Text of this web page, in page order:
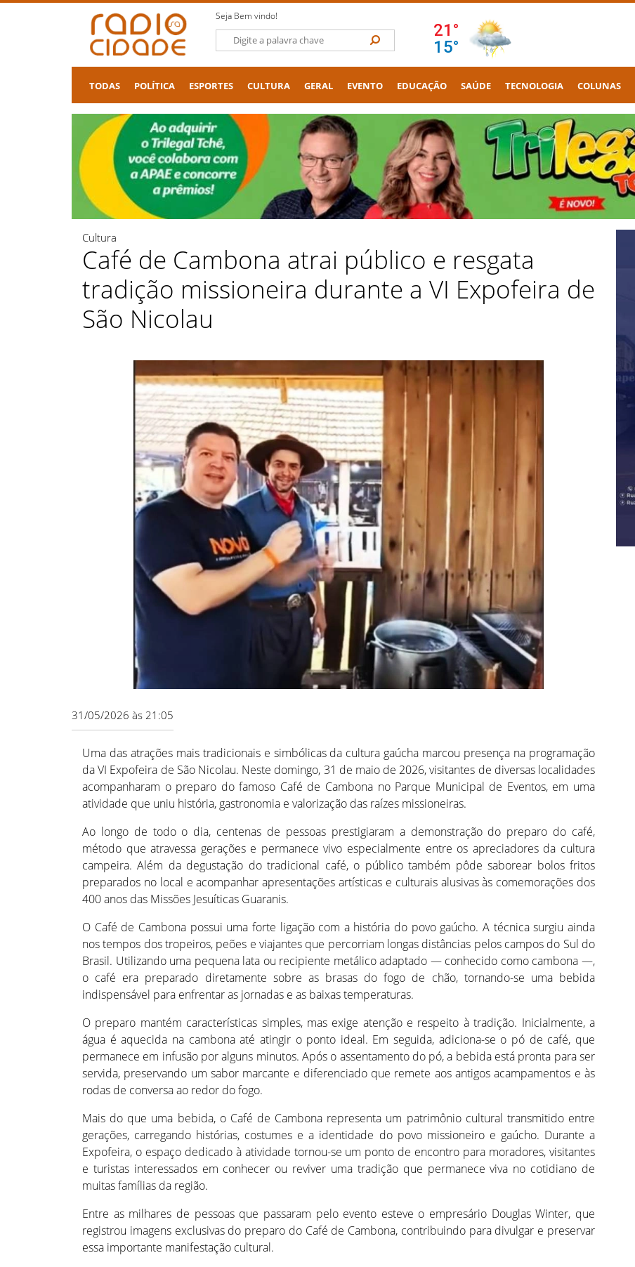
Seja Bem vindo!
TODAS POLÍTICA ESPORTES CULTURA GERAL EVENTO EDUCAÇÃO SAÚDE TECNOLOGIA COLUNAS
Cultura
Café de Cambona atrai público e resgata
tradição missioneira durante a VI Expofeira de
São Nicolau
31/05/2026 às 21:05
Uma das atrações mais tradicionais e simbólicas da cultura gaúcha marcou presença na programação
da VI Expofeira de São Nicolau. Neste domingo, 31 de maio de 2026, visitantes de diversas localidades
acompanharam o preparo do famoso Café de Cambona no Parque Municipal de Eventos, em uma
atividade que uniu história, gastronomia e valorização das raízes missioneiras.
Ao longo de todo o dia, centenas de pessoas prestigiaram a demonstração do preparo do café,
método que atravessa gerações e permanece vivo especialmente entre os apreciadores da cultura
campeira. Além da degustação do tradicional café, o público também pôde saborear bolos fritos
preparados no local e acompanhar apresentações artísticas e culturais alusivas às comemorações dos
400 anos das Missões Jesuíticas Guaranis.
O Café de Cambona possui uma forte ligação com a história do povo gaúcho. A técnica surgiu ainda
nos tempos dos tropeiros, peões e viajantes que percorriam longas distâncias pelos campos do Sul do
Brasil. Utilizando uma pequena lata ou recipiente metálico adaptado — conhecido como cambona —,
o café era preparado diretamente sobre as brasas do fogo de chão, tornando-se uma bebida
indispensável para enfrentar as jornadas e as baixas temperaturas.
O preparo mantém características simples, mas exige atenção e respeito à tradição. Inicialmente, a
água é aquecida na cambona até atingir o ponto ideal. Em seguida, adiciona-se o pó de café, que
permanece em infusão por alguns minutos. Após o assentamento do pó, a bebida está pronta para ser
servida, preservando um sabor marcante e diferenciado que remete aos antigos acampamentos e às
rodas de conversa ao redor do fogo.
Mais do que uma bebida, o Café de Cambona representa um patrimônio cultural transmitido entre
gerações, carregando histórias, costumes e a identidade do povo missioneiro e gaúcho. Durante a
Expofeira, o espaço dedicado à atividade tornou-se um ponto de encontro para moradores, visitantes
e turistas interessados em conhecer ou reviver uma tradição que permanece viva no cotidiano de
muitas famílias da região.
Entre as milhares de pessoas que passaram pelo evento esteve o empresário Douglas Winter, que
registrou imagens exclusivas do preparo do Café de Cambona, contribuindo para divulgar e preservar
essa importante manifestação cultural.